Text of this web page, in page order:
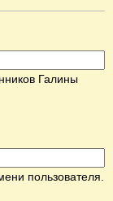
Галины
пользователя.